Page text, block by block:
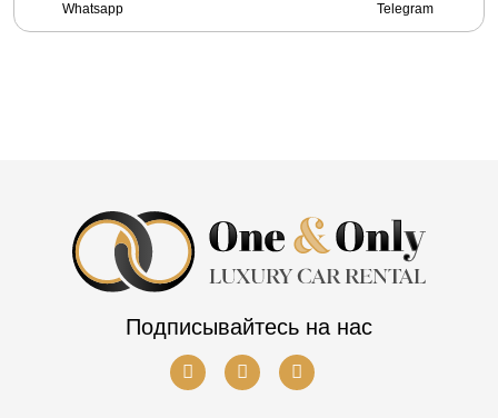
Whatsapp
Telegram
Подписывайтесь на нас